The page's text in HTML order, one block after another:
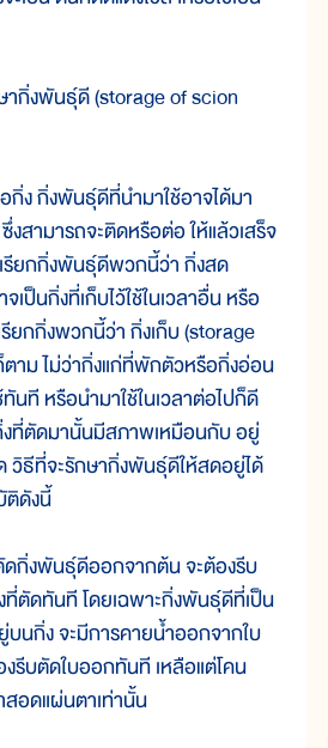
งพันธุ์ดี (storage of scion
กิ่งพันธุ์ดีที่นำมาใช้อาจได้มา
งสามารถจะติดหรือต่อ ให้แล้วเสร็จ
รียกกิ่งพันธุ์ดีพวกนี้ว่า กิ่งสด
เป็นกิ่งที่เก็บไว้ใช้ในเวลาอื่น หรือ
ยกกิ่งพวกนี้ว่า กิ่งเก็บ (storage
ตาม ไม่ว่ากิ่งแก่ที่พักตัวหรือกิ่งอ่อน
ทันที หรือนำมาใช้ในเวลาต่อไปก็ดี
งที่ตัดมานั้นมีสภาพเหมือนกับ อยู่
วิธีที่จะรักษากิ่งพันธุ์ดีให้สดอยู่ได้
ติดังนี้
พันธุ์ดีออกจากต้น จะต้องรีบ
ตัดทันที โดยเฉพาะกิ่งพันธุ์ดีที่เป็น
นกิ่ง จะมีการคายน้ำออกจากใบ
งรีบตัดใบออกทันที เหลือแต่โคน
สอดแผ่นตาเท่านั้น